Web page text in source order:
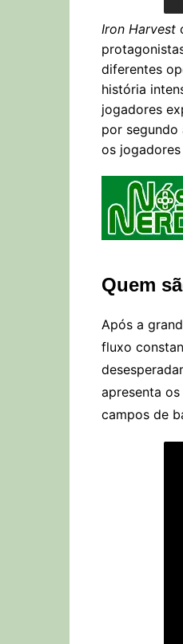
Iron Harvest
diferentes
história
jogadores
por segundo
os
Quem
Após a
fluxo
apresenta
campos de